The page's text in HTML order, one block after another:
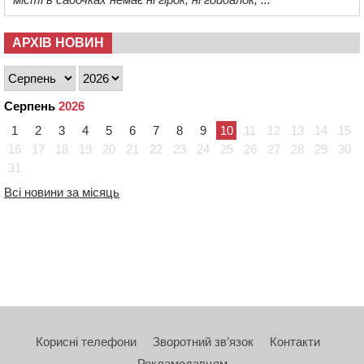
АРХІВ НОВИН
Серпень 2026
1
2 3 4 5 6 7 8 9 10 11 12 13 14
15
16
17 18 19 20 21 22 23 24 25 26 27 28 29
30
31
Всі новини за місяць
Корисні телефони Зворотний зв’язок
Контакти